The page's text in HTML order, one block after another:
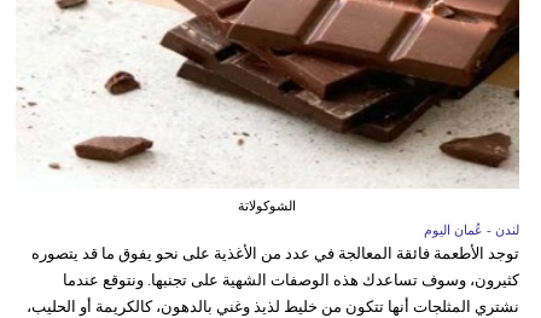
الشوكولاتة
لندن - عُمان اليوم
توجد الأطعمة فائقة المعالجة في عدد من الأغذية على نحو يفوق ما قد يتصوره
كثيرون، وسوف تساعدك هذه الوصفات الشهية على تجنبها. ونتوقع عندما
نشتري المثلجات أنها تتكون من خليط لذيذ وغني بالدهون، كالكريمة أو الحليب،